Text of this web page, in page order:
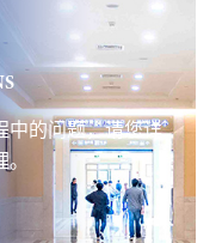
中的问题，请您详